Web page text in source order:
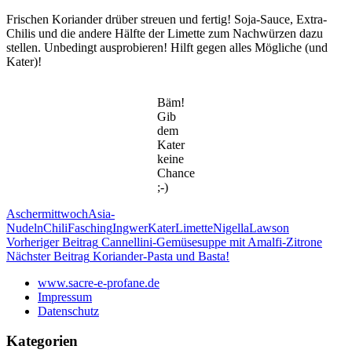
Frischen Koriander drüber streuen und fertig! Soja-Sauce, Extra-
Chilis und die andere Hälfte der Limette zum Nachwürzen dazu
stellen. Unbedingt ausprobieren! Hilft gegen alles Mögliche (und
Kater)!
Bäm!
Gib
dem
Kater
keine
Chance
;-)
AschermittwochAsia-
NudelnChiliFaschingIngwerKaterLimetteNigellaLawson
Beitragsnavigation
Vorheriger Beitrag Cannellini-Gemüsesuppe mit Amalfi-Zitrone
Nächster Beitrag Koriander-Pasta und Basta!
www.sacre-e-profane.de
Impressum
Datenschutz
Kategorien